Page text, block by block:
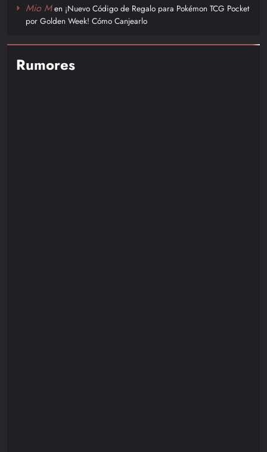
Mio Men ¡Nuevo Código de Regalo para Pokémon TCG Pocket
por Golden Week! Cómo Canjearlo
Rumores